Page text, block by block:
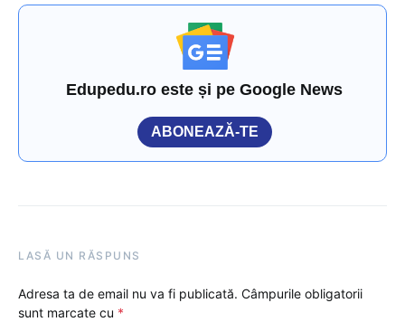
Edupedu.ro este și pe Google News
ABONEAZĂ-TE
LASĂ UN RĂSPUNS
Adresa ta de email nu va fi publicată. Câmpurile obligatorii
sunt marcate cu *